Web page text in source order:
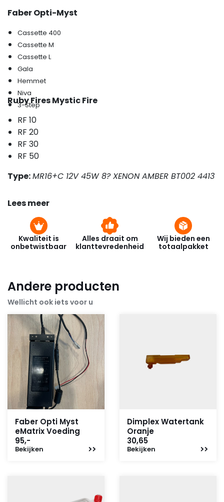
Faber Opti-Myst
Cassette 400
Cassette M
Cassette L
Gala
Hemmet
Niva
3-Step
Ruby Fires Mystic Fire
RF 10
RF 20
RF 30
RF 50
Type:MR16+C 12V 45W 8? XENON AMBER BT002 4413
Lees meer
Kwaliteit is
onbetwistbaar
Alles draait om
klanttevredenheid
Wij bieden een
totaalpakket
Andere producten
Wellicht ook iets voor u
Faber Opti Myst
eMatrix Voeding
95,-
Bekijken
Dimplex Watertank
Oranje
30,65
Bekijken